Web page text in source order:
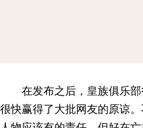
在发布之后，皇族俱乐
很快赢得了大批网友的原谅